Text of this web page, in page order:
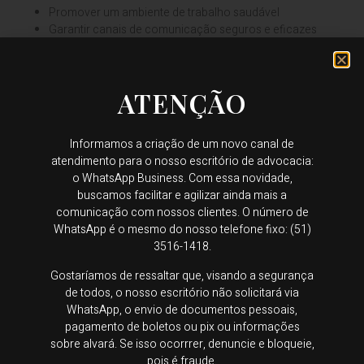
Promover um ambiente de trabalho saudável
Garantir canais de comunicação seguros e eficazes
Trabalho doméstico não
remunerado pode contar
para benefício
previdenciário. Entenda a
Certificado Destaque do
ATENÇÃO
Informamos a criação de um novo canal de
atendimento para o nosso escritório de advocacia:
o WhatsApp Business. Com essa novidade,
buscamos facilitar e agilizar ainda mais a
comunicação com nossos clientes. O número de
WhatsApp é o mesmo do nosso telefone fixo: (51)
3516-1418.
Gostaríamos de ressaltar que, visando a segurança
de todos, o nosso escritório não solicitará via
WhatsApp, o envio de documentos pessoais,
pagamento de boletos ou pix ou informações
sobre alvará. Se isso ocorrrer, denuncie e bloqueie,